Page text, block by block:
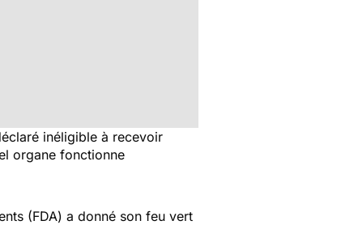
inéligible à recevoir
organe fonctionne
(FDA) a donné son feu vert